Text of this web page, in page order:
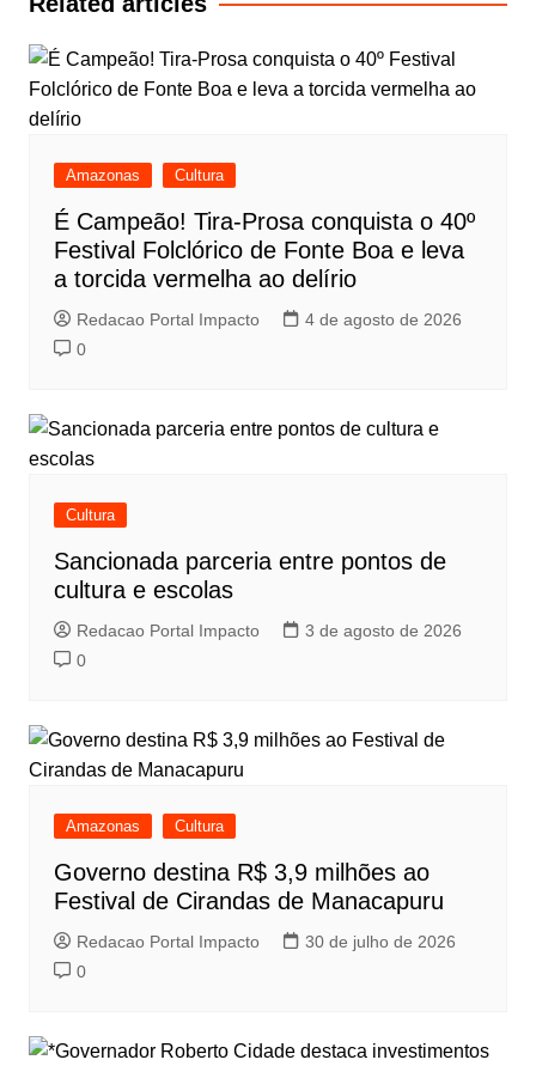
Amazonas Cultura
É Campeão! Tira-Prosa conquista o 40º
Festival Folclórico de Fonte Boa e leva
a torcida vermelha ao delírio
Redacao Portal Impacto
4 de agosto de 2026
0
Cultura
Sancionada parceria entre pontos de
cultura e escolas
Redacao Portal Impacto
3 de agosto de 2026
0
Amazonas Cultura
Governo destina R$ 3,9 milhões ao
Festival de Cirandas de Manacapuru
Redacao Portal Impacto
30 de julho de 2026
0